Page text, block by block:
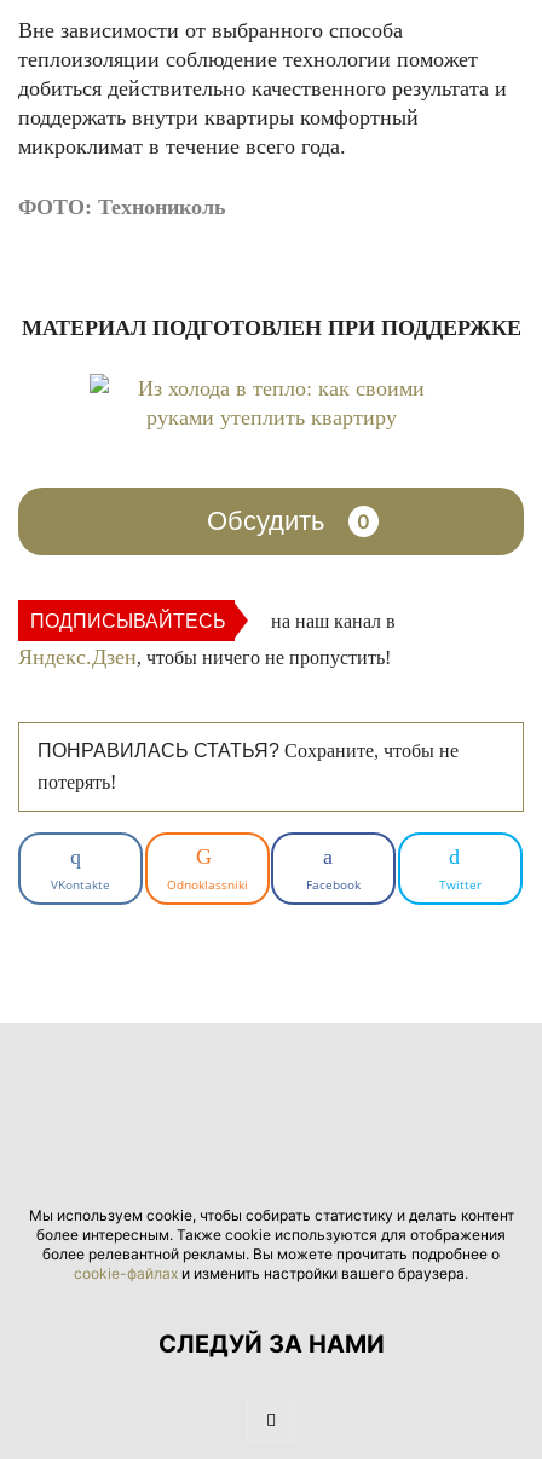
Вне зависимости от выбранного способа
теплоизоляции соблюдение технологии поможет
добиться действительно качественного результата и
поддержать внутри квартиры комфортный
микроклимат в течение всего года.
ФОТО: Технониколь
МАТЕРИАЛ ПОДГОТОВЛЕН ПРИ ПОДДЕРЖКЕ
Обсудить 0
ПОДПИСЫВАЙТЕСЬ на наш канал в
Яндекс.Дзен, чтобы ничего не пропустить!
ПОНРАВИЛАСЬ СТАТЬЯ? Сохраните, чтобы не
потерять!
VKontakte Odnoklassniki Facebook Twitter
Мы используем cookie, чтобы собирать статистику и делать контент
более интересным. Также cookie используются для отображения
более релевантной рекламы. Вы можете прочитать подробнее о
cookie-файлах и изменить настройки вашего браузера.
СЛЕДУЙ ЗА НАМИ